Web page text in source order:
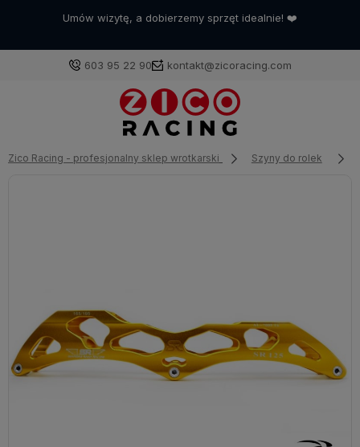
Umów wizytę, a dobierzemy sprzęt idealnie! ❤️
603 95 22 90 kontakt@zicoracing.com
Zico Racing - profesjonalny sklep wrotkarski Szyny do rolek